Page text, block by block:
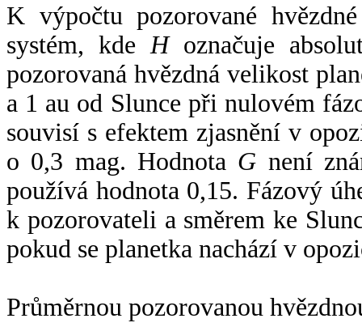
K výpočtu pozorované
systém, kde Hoznačuje
pozorovaná hvězdná velikost
a 1 au od Slunce při nulovém
souvisí s efektem zjasnění v
o 0,3 mag. Hodnota G není
používá hodnota 0,15. Fázový
k pozorovateli a směrem ke
pokud se planetka nachází v
Průměrnou pozorovanou